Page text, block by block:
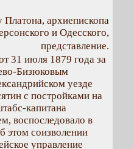
архиепископа
и Одесского,
представление.
31 июля 1879 года за
Бизюковым
уезде
с постройками на
капитана
воспоследовало в
этом соизволении
управление